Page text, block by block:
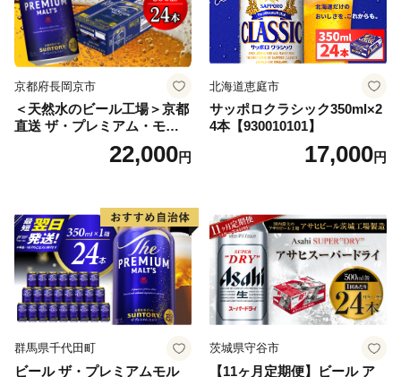
京都府長岡京市
＜天然水のビール工場＞京都
直送 ザ・プレミアム・モル
ツ 350ml×24本 プレモル [149
22,000円
北海道恵庭市
サッポロクラシック350ml×2
4本【930010101】
17,000円
群馬県千代田町
ビール ザ・プレミアムモル
茨城県守谷市
【11ヶ月定期便】ビール ア